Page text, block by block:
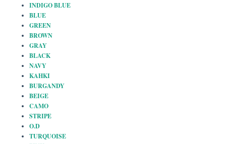
INDIGO BLUE
BLUE
GREEN
BROWN
GRAY
BLACK
NAVY
KAHKI
BURGANDY
BEIGE
CAMO
STRIPE
O.D
TURQUOISE